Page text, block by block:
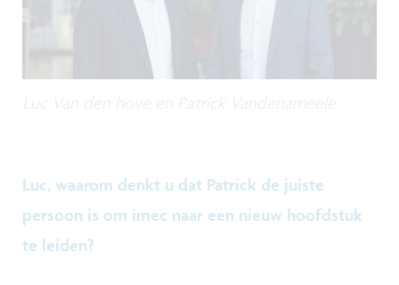
Luc, waarom denkt u dat Patrick de juiste
persoon is om imec naar een nieuw hoofdstuk
te leiden?